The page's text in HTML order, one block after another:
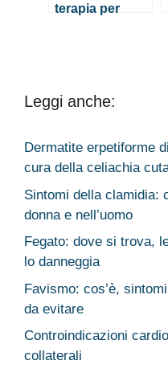
terapia per
Leggi anche:
Dermatite erpetiforme
cura della celiachia
Sintomi della clamidia:
donna e nell’uomo
Fegato: dove si trova,
lo danneggia
Favismo: cos’è,
da evitare
Controindicazioni
collaterali